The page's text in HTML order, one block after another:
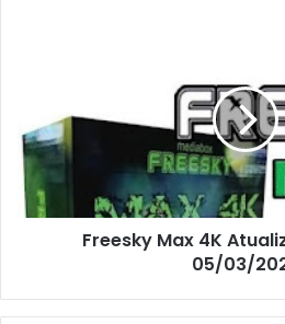
Freesky Max 4K
05/03/